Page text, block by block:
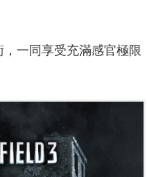
一同享受充滿感官極限